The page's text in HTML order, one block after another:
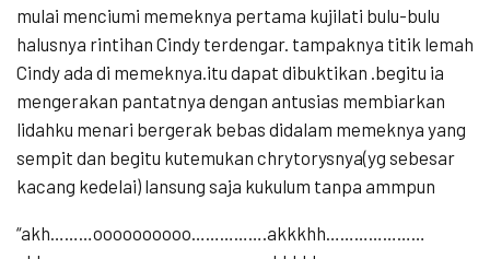
mulai menciumi memeknya pertama kujilati bulu-bulu
halusnya rintihan Cindy terdengar. tampaknya titik lemah
Cindy ada di memeknya.itu dapat dibuktikan .begitu ia
mengerakan pantatnya dengan antusias membiarkan
lidahku menari bergerak bebas didalam memeknya yang
sempit dan begitu kutemukan chrytorysnya(yg sebesar
kacang kedelai) lansung saja kukulum tanpa ammpun
“akh………oooooooooo…………….akkkhh…………………